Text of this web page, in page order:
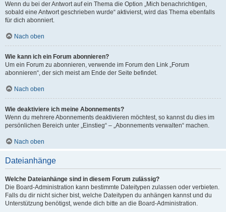
Wenn du bei der Antwort auf ein Thema die Option „Mich benachrichtigen,
sobald eine Antwort geschrieben wurde“ aktivierst, wird das Thema ebenfalls
für dich abonniert.
Nach oben
Wie kann ich ein Forum abonnieren?
Um ein Forum zu abonnieren, verwende im Forum den Link „Forum
abonnieren“, der sich meist am Ende der Seite befindet.
Nach oben
Wie deaktiviere ich meine Abonnements?
Wenn du mehrere Abonnements deaktivieren möchtest, so kannst du dies im
persönlichen Bereich unter „Einstieg“ – „Abonnements verwalten“ machen.
Nach oben
Dateianhänge
Welche Dateianhänge sind in diesem Forum zulässig?
Die Board-Administration kann bestimmte Dateitypen zulassen oder verbieten.
Falls du dir nicht sicher bist, welche Dateitypen du anhängen kannst und du
Unterstützung benötigst, wende dich bitte an die Board-Administration.